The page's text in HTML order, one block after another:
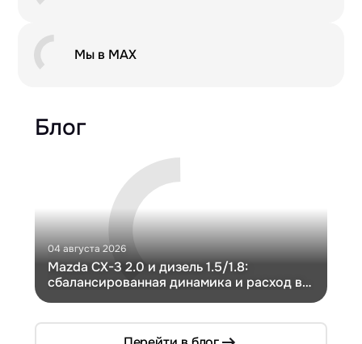
Мы в MAX
Блог
04 августа 2026
Mazda CX-3 2.0 и дизель 1.5/1.8:
сбалансированная динамика и расход в